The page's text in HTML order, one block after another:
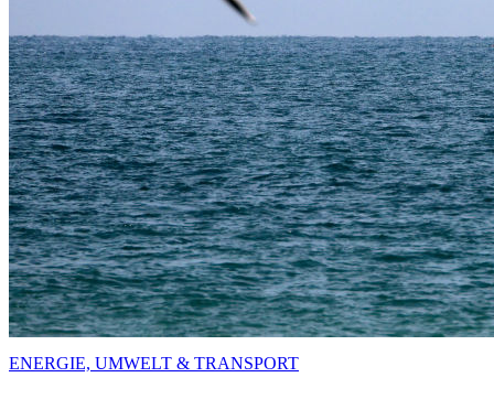
ENERGIE, UMWELT & TRANSPORT